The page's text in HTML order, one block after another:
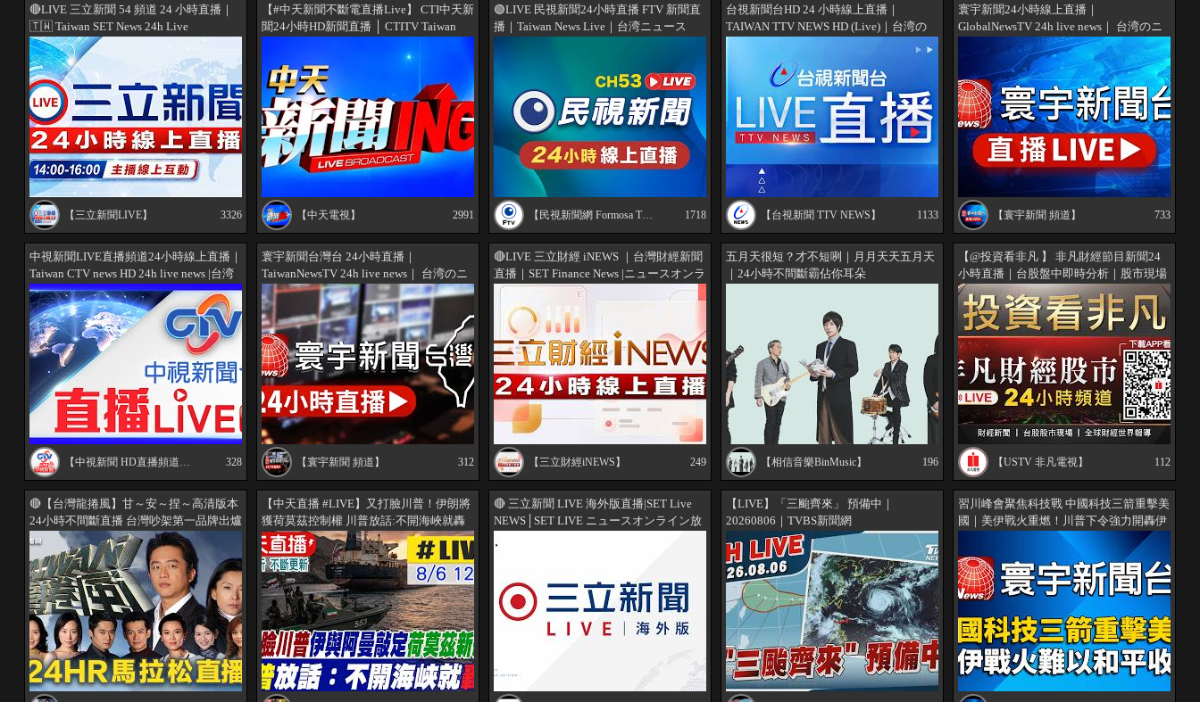
🔴LIVE 三立新聞 54 頻道 24 小時直播｜
🇹🇼 Taiwan SET News 24h Live
【三立新聞LIVE】 3326
【#中天新聞不斷電直播Live】 CTI中天新
聞24小時HD新聞直播 │ CTITV Taiwan
｜ 대만 HD 뉴스 방송@中天電視CtiTv
【中天電視】 2991
🟢LIVE 民視新聞24小時直播 FTV 新聞直
播｜Taiwan News Live｜台湾ニュース
【民視新聞網 Formosa TV News network】 1718
台視新聞台HD 24 小時線上直播｜
TAIWAN TTV NEWS HD (Live)｜台湾の
TTV ニュースHD (生放送)｜대만 뉴스 라
【台視新聞 TTV NEWS】 1133
寰宇新聞24小時線上直播｜
GlobalNewsTV 24h live news｜ 台湾のニ
ュース24時間ライブ配信中 ｜대만 뉴스
【寰宇新聞 頻道】 733
中視新聞LIVE直播頻道24小時線上直播｜
Taiwan CTV news HD 24h live news |台湾
のCTV ニュースHD 대만 24시간 뉴스채
널 | (生放送)
【中視新聞 HD直播頻道｜Taiwan CTV news HD Live】 328
寰宇新聞台灣台 24小時直播｜
TaiwanNewsTV 24h live news｜ 台湾のニ
ュース24時間ライブ配信中
@globalnewstw
【寰宇新聞 頻道】 312
🔴LIVE 三立財經 iNEWS ｜台灣財經新聞
直播｜SET Finance News |ニュースオンラ
イン生放送 @三立財經iNEWS
【三立財經iNEWS】 249
五月天很短？才不短咧｜月月天天五月天
｜24小時不間斷霸佔你耳朵
【相信音樂BinMusic】 196
【@投資看非凡 】 非凡財經節目新聞24
小時直播｜台股盤中即時分析｜股市現場
｜全球財經世界報導 @ustvbiz
【USTV 非凡電視】 112
🔴【台灣龍捲風】甘～安～捏～高清版本
24小時不間斷直播 台灣吵架第一品牌出爐
懷念金句挖○哩企系｜三立電視 (EP1-320)
【中天直播 #LIVE】又打臉川普！伊朗將
獲荷莫茲控制權 川普放話:不開海峽就轟
炸 20260806 @中天電視CtiTv
🔴 三立新聞 LIVE 海外版直播|SET Live
NEWS│SET LIVE ニュースオンライン放
【LIVE】「三颱齊來」 預備中｜
20260806｜TVBS新聞網
習川峰會聚焦科技戰 中國科技三箭重擊美
國｜美伊戰火重燃！川普下令強力開轟伊
朗境內 寰宇新聞台Global News TV ｜
GlobalNewsTV 24h live news